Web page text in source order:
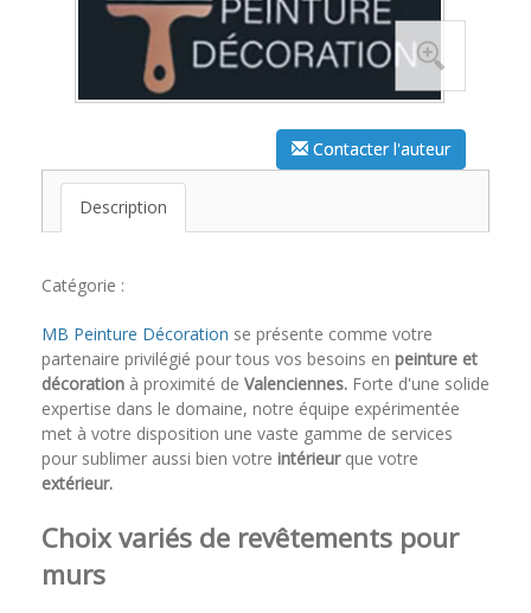
Contacter l'auteur
Description
Catégorie :
MB Peinture Décoration se présente comme votre
partenaire privilégié pour tous vos besoins en peinture et
décoration à proximité de Valenciennes. Forte d'une solide
expertise dans le domaine, notre équipe expérimentée
met à votre disposition une vaste gamme de services
pour sublimer aussi bien votre intérieurque votre
extérieur.
Choix variés de revêtements pour
murs